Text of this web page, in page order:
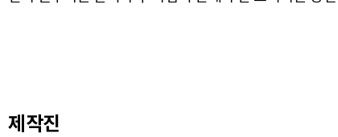
제작진